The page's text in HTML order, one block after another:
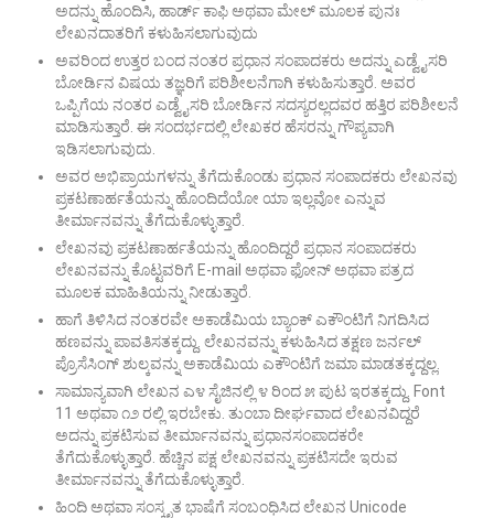
ಅದನ್ನು ಹೊಂದಿಸಿ, ಹಾರ್ಡ್ ಕಾಫಿ ಅಥವಾ ಮೇಲ್ ಮೂಲಕ ಪುನಃ
ಲೇಖನದಾತರಿಗೆ ಕಳುಹಿಸಲಾಗುವುದು
ಅವರಿಂದ ಉತ್ತರ ಬಂದ ನಂತರ ಪ್ರಧಾನ ಸಂಪಾದಕರು ಅದನ್ನು ಎಡ್ವೈಸರಿ
ಬೋರ್ಡಿನ ವಿಷಯ ತಜ್ಞರಿಗೆ ಪರಿಶೀಲನೆಗಾಗಿ ಕಳುಹಿಸುತ್ತಾರೆ. ಅವರ
ಒಪ್ಪಿಗೆಯ ನಂತರ ಎಡ್ವೈಸರಿ ಬೋರ್ಡಿನ ಸದಸ್ಯರಲ್ಲದವರ ಹತ್ತಿರ ಪರಿಶೀಲನೆ
ಮಾಡಿಸುತ್ತಾರೆ. ಈ ಸಂದರ್ಭದಲ್ಲಿ ಲೇಖಕರ ಹೆಸರನ್ನು ಗೌಪ್ಯವಾಗಿ
ಇಡಿಸಲಾಗುವುದು.
ಅವರ ಅಭಿಪ್ರಾಯಗಳನ್ನು ತೆಗೆದುಕೊಂಡು ಪ್ರಧಾನ ಸಂಪಾದಕರು ಲೇಖನವು
ಪ್ರಕಟಣಾರ್ಹತೆಯನ್ನು ಹೊಂದಿದೆಯೋ ಯಾ ಇಲ್ಲವೋ ಎನ್ನುವ
ತೀರ್ಮಾನವನ್ನು ತೆಗೆದುಕೊಳ್ಳುತ್ತಾರೆ.
ಲೇಖನವು ಪ್ರಕಟಣಾರ್ಹತೆಯನ್ನು ಹೊಂದಿದ್ದರೆ ಪ್ರಧಾನ ಸಂಪಾದಕರು
ಲೇಖನವನ್ನು ಕೊಟ್ಟವರಿಗೆ E-mail ಅಥವಾ ಫೋನ್ ಅಥವಾ ಪತ್ರದ
ಮೂಲಕ ಮಾಹಿತಿಯನ್ನು ನೀಡುತ್ತಾರೆ.
ಹಾಗೆ ತಿಳಿಸಿದ ನಂತರವೇ ಅಕಾಡೆಮಿಯ ಬ್ಯಾಂಕ್ ಎಕೌಂಟಿಗೆ ನಿಗದಿಸಿದ
ಹಣವನ್ನು ಪಾವತಿಸತಕ್ಕದ್ದು. ಲೇಖನವನ್ನು ಕಳುಹಿಸಿದ ತಕ್ಷಣ ಜರ್ನಲ್
ಪ್ರೊಸೆಸಿಂಗ್ ಶುಲ್ಕವನ್ನು ಅಕಾಡೆಮಿಯ ಎಕೌಂಟಿಗೆ ಜಮಾ ಮಾಡತಕ್ಕದ್ದಲ್ಲ.
ಸಾಮಾನ್ಯವಾಗಿ ಲೇಖನ ಎ೪ ಸೈಜಿನಲ್ಲಿ ೪ ರಿಂದ ೫ ಪುಟ ಇರತಕ್ಕದ್ದು. Font
11 ಅಥವಾ ೧೨ ರಲ್ಲಿ ಇರಬೇಕು. ತುಂಬಾ ದೀರ್ಘವಾದ ಲೇಖನವಿದ್ದರೆ
ಅದನ್ನು ಪ್ರಕಟಿಸುವ ತೀರ್ಮಾನವನ್ನು ಪ್ರಧಾನಸಂಪಾದಕರೇ
ತೆಗೆದುಕೊಳ್ಳುತ್ತಾರೆ. ಹೆಚ್ಚಿನ ಪಕ್ಷ ಲೇಖನವನ್ನು ಪ್ರಕಟಿಸದೇ ಇರುವ
ತೀರ್ಮಾನವನ್ನು ತೆಗೆದುಕೊಳ್ಳುತ್ತಾರೆ.
ಹಿಂದಿ ಅಥವಾ ಸಂಸ್ಕೃತ ಭಾಷೆಗೆ ಸಂಬಂಧಿಸಿದ ಲೇಖನ Unicode